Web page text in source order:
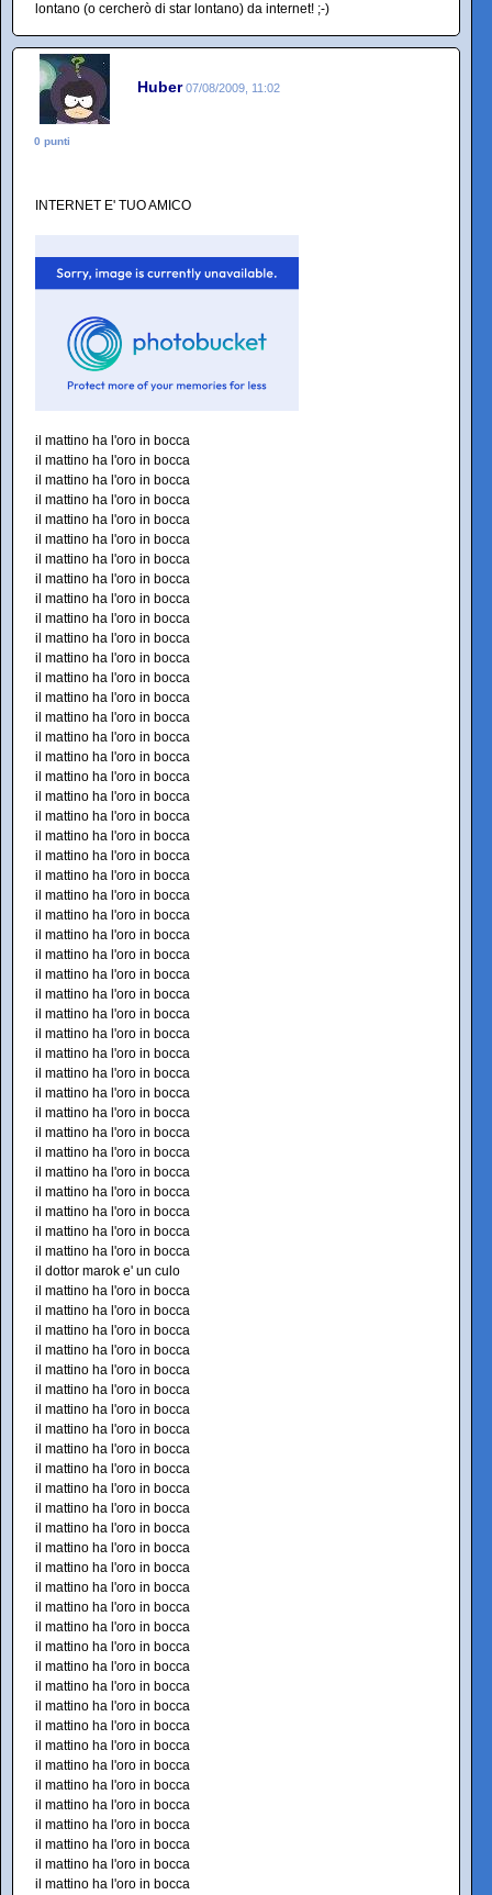
lontano (o cercherò di star lontano) da internet! ;-)
Huber 07/08/2009, 11:02
0 punti
INTERNET E' TUO AMICO
il mattino ha l'oro in bocca
il mattino ha l'oro in bocca
il mattino ha l'oro in bocca
il mattino ha l'oro in bocca
il mattino ha l'oro in bocca
il mattino ha l'oro in bocca
il mattino ha l'oro in bocca
il mattino ha l'oro in bocca
il mattino ha l'oro in bocca
il mattino ha l'oro in bocca
il mattino ha l'oro in bocca
il mattino ha l'oro in bocca
il mattino ha l'oro in bocca
il mattino ha l'oro in bocca
il mattino ha l'oro in bocca
il mattino ha l'oro in bocca
il mattino ha l'oro in bocca
il mattino ha l'oro in bocca
il mattino ha l'oro in bocca
il mattino ha l'oro in bocca
il mattino ha l'oro in bocca
il mattino ha l'oro in bocca
il mattino ha l'oro in bocca
il mattino ha l'oro in bocca
il mattino ha l'oro in bocca
il mattino ha l'oro in bocca
il mattino ha l'oro in bocca
il mattino ha l'oro in bocca
il mattino ha l'oro in bocca
il mattino ha l'oro in bocca
il mattino ha l'oro in bocca
il mattino ha l'oro in bocca
il mattino ha l'oro in bocca
il mattino ha l'oro in bocca
il mattino ha l'oro in bocca
il mattino ha l'oro in bocca
il mattino ha l'oro in bocca
il mattino ha l'oro in bocca
il mattino ha l'oro in bocca
il mattino ha l'oro in bocca
il mattino ha l'oro in bocca
il mattino ha l'oro in bocca
il dottor marok e' un culo
il mattino ha l'oro in bocca
il mattino ha l'oro in bocca
il mattino ha l'oro in bocca
il mattino ha l'oro in bocca
il mattino ha l'oro in bocca
il mattino ha l'oro in bocca
il mattino ha l'oro in bocca
il mattino ha l'oro in bocca
il mattino ha l'oro in bocca
il mattino ha l'oro in bocca
il mattino ha l'oro in bocca
il mattino ha l'oro in bocca
il mattino ha l'oro in bocca
il mattino ha l'oro in bocca
il mattino ha l'oro in bocca
il mattino ha l'oro in bocca
il mattino ha l'oro in bocca
il mattino ha l'oro in bocca
il mattino ha l'oro in bocca
il mattino ha l'oro in bocca
il mattino ha l'oro in bocca
il mattino ha l'oro in bocca
il mattino ha l'oro in bocca
il mattino ha l'oro in bocca
il mattino ha l'oro in bocca
il mattino ha l'oro in bocca
il mattino ha l'oro in bocca
il mattino ha l'oro in bocca
il mattino ha l'oro in bocca
il mattino ha l'oro in bocca
il mattino ha l'oro in bocca